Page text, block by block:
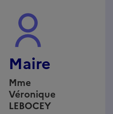
Maire
Mme
Véronique
LEBOCEY